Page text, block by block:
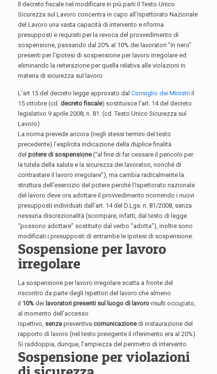
Il decreto fiscale nel modificare in più parti il Testo Unico
Sicurezza sul Lavoro concentra in capo all’Ispettorato Nazionale
del Lavoro una vasta capacità di intervento e riforma
presupposti e requisiti per la revoca del provvedimento di
sospensione, passando dal 20% al 10% dei lavoratori “in nero”
presenti per l’ipotesi di sospensione per lavoro irregolare ed
eliminando la reiterazione per quella relativa alle violazioni in
materia di sicurezza sul lavoro
L’art 15 del decreto legge approvato dalConsiglio dei Ministri il
15 ottobre (cd.decreto fiscale) sostituisce l’art. 14 del decreto
legislativo 9 aprile 2008, n. 81. (cd. Testo Unico Sicurezza sul
Lavoro).
La norma prevede ancora (negli stessi termini del testo
precedente) l’esplicita indicazione della duplice finalità
delpotere di sospensione(“al fine di far cessare il pericolo per
la tutela della salute e la sicurezza dei lavoratori, nonché di
contrastare il lavoro irregolare”), ma cambia radicalmente la
struttura dell’esercizio del potere perché l’Ispettorato nazionale
del lavoro deve ora adottare il provvedimento ricorrendo i nuovi
presupposti individuati dall’art. 14 del D.Lgs. n. 81/2008, senza
nessuna discrezionalità (scompare, infatti, dal testo di legge
“possono adottare” sostituito dal verbo “adotta”), inoltre sono
modificati i presupposti di entrambe le ipotesi di sospensione.
Sospensione per lavoro
irregolare
La sospensione per lavoro irregolare scatta a fronte del
riscontro da parte degli Ispettori del lavoro che almeno
il 10% dei lavoratori presenti sul luogo di lavoro risulti occupato,
al momento dell’accesso
ispettivo, senza preventivacomunicazionedi instaurazione del
rapporto di lavoro (nel testo previgente il riferimento era al 20%).
Si raddoppia, dunque, l’ampiezza del perimetro di intervento.
Sospensione per violazioni